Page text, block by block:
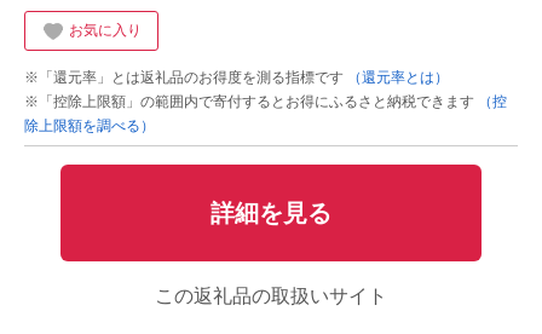
お気に入り
※「還元率」とは返礼品のお得度を測る指標です
（還元率とは）
※「控除上限額」の範囲内で寄付するとお得にふるさと納税できます
（控
除上限額を調べる）
詳細を見る
この返礼品の取扱いサイト